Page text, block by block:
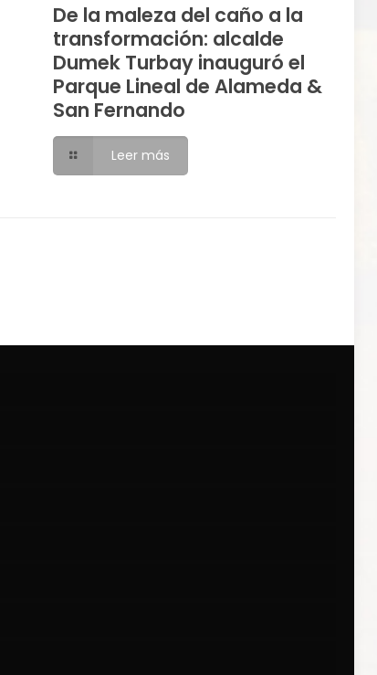
De la maleza del caño a la
transformación: alcalde
Dumek Turbay inauguró el
Parque Lineal de Alameda &
San Fernando
Leer más